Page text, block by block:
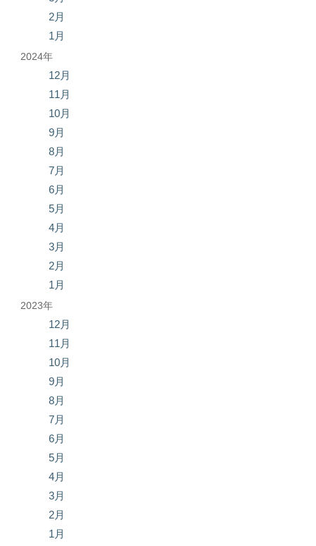
2月
1月
2024年
12月
11月
10月
9月
8月
7月
6月
5月
4月
3月
2月
1月
2023年
12月
11月
10月
9月
8月
7月
6月
5月
4月
3月
2月
1月